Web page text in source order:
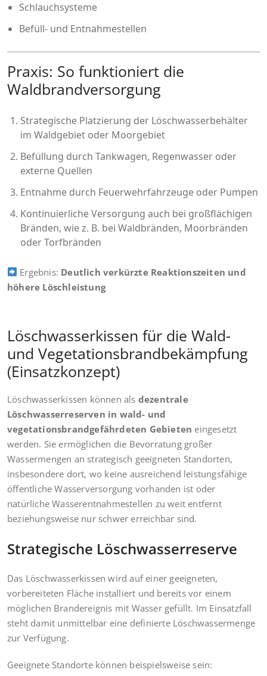
Schlauchsysteme
Befüll- und Entnahmestellen
Praxis: So funktioniert die
Waldbrandversorgung
Strategische Platzierung der Löschwasserbehälter
im Waldgebiet oder Moorgebiet
Befüllung durch Tankwagen, Regenwasser oder
externe Quellen
Entnahme durch Feuerwehrfahrzeuge oder Pumpen
Kontinuierliche Versorgung auch bei großflächigen
Bränden, wie z. B. bei Waldbränden, Moorbränden
oder Torfbränden
Ergebnis: Deutlich verkürzte Reaktionszeiten und
höhere Löschleistung
Löschwasserkissen für die Wald-
und Vegetationsbrandbekämpfung
(Einsatzkonzept)
Löschwasserkissen können als dezentrale
Löschwasserreserven in wald- und
vegetationsbrandgefährdeten Gebieten eingesetzt
werden. Sie ermöglichen die Bevorratung großer
Wassermengen an strategisch geeigneten Standorten,
insbesondere dort, wo keine ausreichend leistungsfähige
öffentliche Wasserversorgung vorhanden ist oder
natürliche Wasserentnahmestellen zu weit entfernt
beziehungsweise nur schwer erreichbar sind.
Strategische Löschwasserreserve
Das Löschwasserkissen wird auf einer geeigneten,
vorbereiteten Fläche installiert und bereits vor einem
möglichen Brandereignis mit Wasser gefüllt. Im Einsatzfall
steht damit unmittelbar eine definierte Löschwassermenge
zur Verfügung.
Geeignete Standorte können beispielsweise sein: